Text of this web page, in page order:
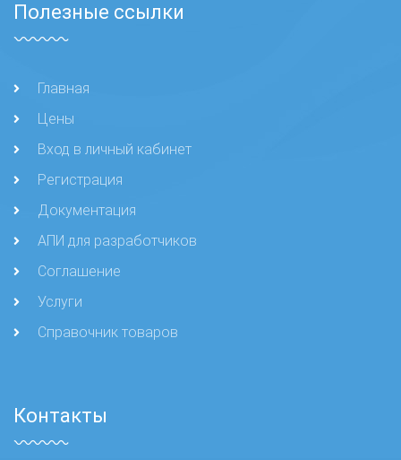
Полезные ссылки
Главная
Цены
Вход в личный кабинет
Регистрация
Документация
АПИ для разработчиков
Соглашение
Услуги
Справочник товаров
Контакты